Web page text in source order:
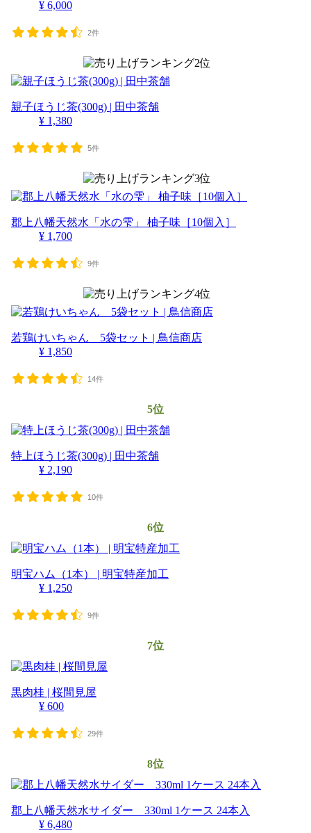
¥ 6,000
2件
親子ほうじ茶(300g) | 田中茶舗
¥ 1,380
5件
郡上八幡天然水「水の雫」 柚子味［10個入］
¥ 1,700
9件
若鶏けいちゃん 5袋セット | 鳥信商店
¥ 1,850
14件
5位
特上ほうじ茶(300g) | 田中茶舗
¥ 2,190
10件
6位
明宝ハム（1本） | 明宝特産加工
¥ 1,250
9件
7位
黒肉桂 | 桜間見屋
¥ 600
29件
8位
郡上八幡天然水サイダー 330ml 1ケース 24本入
¥ 6,480